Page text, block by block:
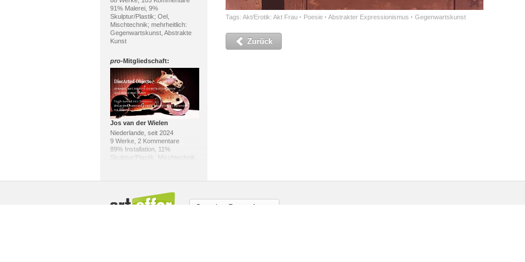
91% Malerei, 9%
Skulptur/Plastik; Oel,
Mischtechnik; mehrheitlich:
Gegenwartskunst, Abstrakte
Kunst
pro-Mitgliedschaft:
Jos van der Wielen
Niederlande, seit 2024
9 Werke, 2 Kommentare
89% Installation, 11%
Skulptur/Plastik; Mischtechnik;
Tags: Akt/Erotik: Akt Frau · Poesie · Abstrakter Expressionismus · Gegenwartskunst
Zurück
Sprache: Deutsch